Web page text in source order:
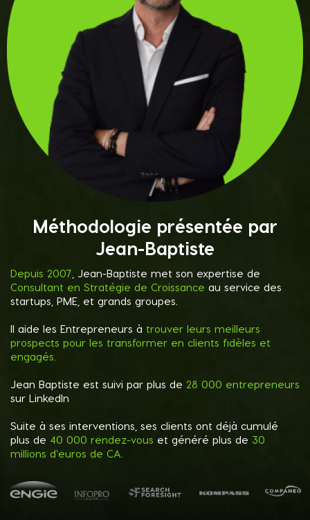
Méthodologie présentée par
Jean-Baptiste
Depuis 2007 , Jean-Baptiste met son expertise de
Consultant en Stratégie de Croissance au service des
startups, PME, et grands groupes.
Il aide les Entrepreneurs à trouver leurs meilleurs
prospects pour les transformer en clients fidèles et
engagés.
Jean Baptiste est suivi par plus de 28 000 entrepreneurs
sur LinkedIn
Suite à ses interventions, ses clients ont déjà cumulé
plus de 40 000 rendez-vous et généré plus de 30
millions d'euros de CA.